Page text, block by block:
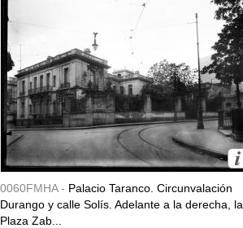
0060FMHA - Palacio Taranco. Circunvalación
Durango y calle Solís. Adelante a la derecha, la
Plaza Zab...